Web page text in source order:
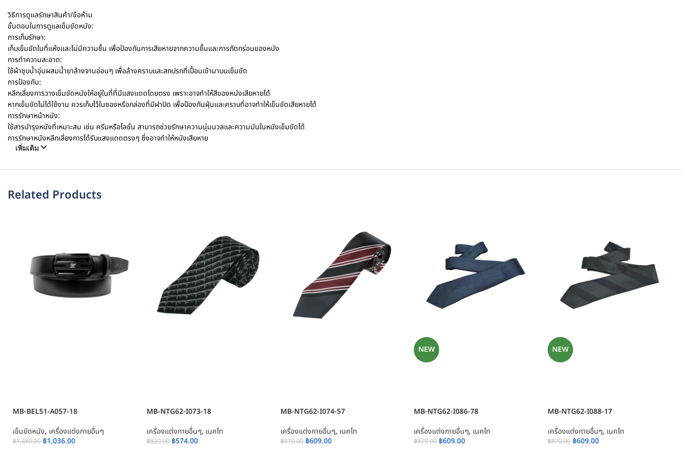
วิธีการดูแลรักษาสินค้า/ข้อห้าม
ขั้นตอนในการดูแลเข็มขัดหนัง:
การเก็บรักษา:
เก็บเข็มขัดในที่แห้งและไม่มีความชื้น เพื่อป้องกันการเสียหายจากความชื้นและการกัดกร่อนของหนัง
การทำความสะอาด:
ใช้ผ้าชุบน้ำอุ่นผสมน้ำยาล้างจานอ่อนๆ เพื่อล้างคราบและสกปรกที่เปื้อนเข้ามาบนเข็มขัด
การป้องกัน:
หลีกเลี่ยงการวางเข็มขัดหนังให้อยู่ในที่ที่มีแสงแดดโดยตรง เพราะอาจทำให้สีของหนังเสียหายได้
หากเข็มขัดไม่ได้ใช้งาน ควรเก็บไว้ในซองหรือกล่องที่มีฝาปิด เพื่อป้องกันฝุ่นและคราบที่อาจทำให้เข็มขัดเสียหายได้
การรักษาหน้าหนัง:
ใช้สารบำรุงหนังที่เหมาะสม เช่น ครีมหรือโลชั่น สามารถช่วยรักษาความนุ่มนวลและความมันในหนังเข็มขัดได้
การรักษาหนังหลีกเลี่ยงการได้รับแสงแดดตรงๆ ซึ่งอาจทำให้หนังเสียหาย
เพิ่มเติม
Related Products
MB-BEL51-A057-18
เข็มขัดหนัง, เครื่องแต่งกายอื่นๆ
฿1,480.00 ฿1,036.00
MB-NTG62-I073-18
เครื่องแต่งกายอื่นๆ, เนคไท
฿820.00 ฿574.00
MB-NTG62-I074-57
เครื่องแต่งกายอื่นๆ, เนคไท
฿870.00 ฿609.00
NEW
MB-NTG62-I086-78
เครื่องแต่งกายอื่นๆ, เนคไท
฿870.00 ฿609.00
NEW
MB-NTG62-I088-17
เครื่องแต่งกายอื่นๆ, เนคไท
฿870.00 ฿609.00